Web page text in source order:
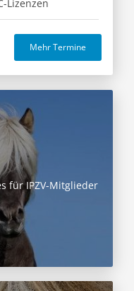
Lizenzen
Mehr Termine
für IPZV-Mitglieder